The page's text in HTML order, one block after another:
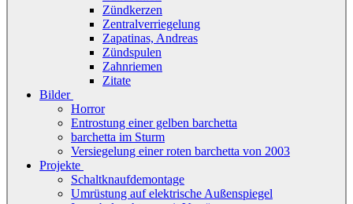
Zündkerzen
Zentralverriegelung
Zapatinas, Andreas
Zündspulen
Zahnriemen
Zitate
Bilder
Horror
Entrostung einer gelben barchetta
barchetta im Sturm
Versiegelung einer roten barchetta von 2003
Projekte
Schaltknaufdemontage
Umrüstung auf elektrische Außenspiegel